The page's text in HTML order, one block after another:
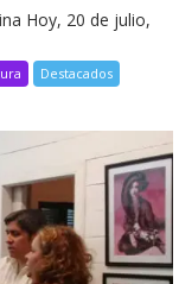
Hoy, 20 de julio,
Destacados